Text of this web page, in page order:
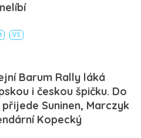
VS
Barum Rally láká
i českou špičku. Do
Suninen, Marczyk
Kopecký